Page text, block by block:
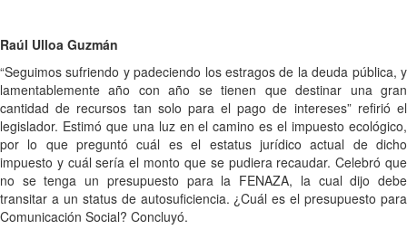
Raúl Ulloa Guzmán
“Seguimos sufriendo y padeciendo los estragos de la deuda pública, y
lamentablemente año con año se tienen que destinar una gran
cantidad de recursos tan solo para el pago de intereses” refirió el
legislador. Estimó que una luz en el camino es el impuesto ecológico,
por lo que preguntó cuál es el estatus jurídico actual de dicho
impuesto y cuál sería el monto que se pudiera recaudar. Celebró que
no se tenga un presupuesto para la FENAZA, la cual dijo debe
transitar a un status de autosuficiencia. ¿Cuál es el presupuesto para
Comunicación Social? Concluyó.